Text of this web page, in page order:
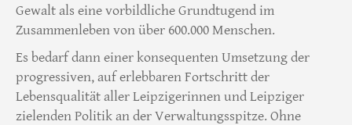
Gewalt als eine vorbildliche Grundtugend im
Zusammenleben von über 600.000 Menschen.
Es bedarf dann einer konsequenten Umsetzung der
progressiven, auf erlebbaren Fortschritt der
Lebensqualität aller Leipzigerinnen und Leipziger
zielenden Politik an der Verwaltungsspitze. Ohne